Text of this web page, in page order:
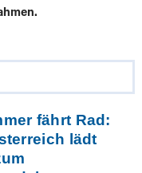
fährt Rad:
lädt